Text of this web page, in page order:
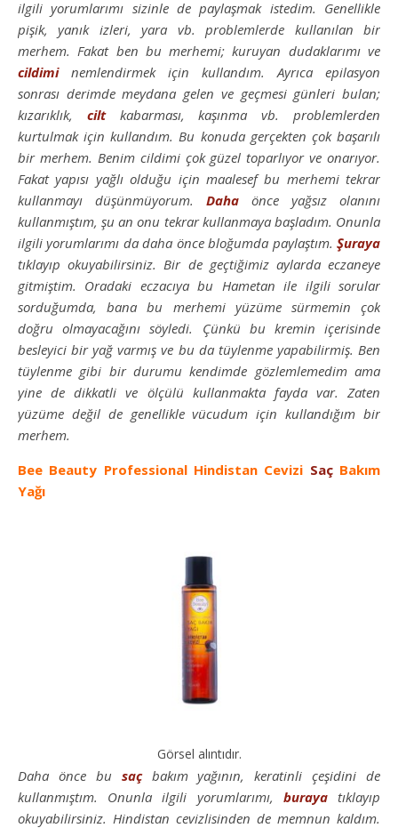
ilgili yorumlarımı sizinle de paylaşmak istedim. Genellikle
pişik, yanık izleri, yara vb. problemlerde kullanılan bir
merhem. Fakat ben bu merhemi; kuruyan dudaklarımı ve
cildiminemlendirmek için kullandım. Ayrıca epilasyon
sonrası derimde meydana gelen ve geçmesi günleri bulan;
kızarıklık, ciltkabarması, kaşınma vb. problemlerden
kurtulmak için kullandım. Bu konuda gerçekten çok başarılı
bir merhem. Benim cildimi çok güzel toparlıyor ve onarıyor.
Fakat yapısı yağlı olduğu için maalesef bu merhemi tekrar
kullanmayı düşünmüyorum. Daha önce yağsız olanını
kullanmıştım, şu an onu tekrar kullanmaya başladım. Onunla
ilgili yorumlarımı da daha önce bloğumda paylaştım. Şuraya
tıklayıp okuyabilirsiniz. Bir de geçtiğimiz aylarda eczaneye
gitmiştim. Oradaki eczacıya bu Hametan ile ilgili sorular
sorduğumda, bana bu merhemi yüzüme sürmemin çok
doğru olmayacağını söyledi. Çünkü bu kremin içerisinde
besleyici bir yağ varmış ve bu da tüylenme yapabilirmiş. Ben
tüylenme gibi bir durumu kendimde gözlemlemedim ama
yine de dikkatli ve ölçülü kullanmakta fayda var. Zaten
yüzüme değil de genellikle vücudum için kullandığım bir
merhem.
Bee Beauty Professional Hindistan Cevizi SaçBakım
Yağı
Görsel alıntıdır.
Daha önce bu saçbakım yağının, keratinli çeşidini de
kullanmıştım. Onunla ilgili yorumlarımı, burayatıklayıp
okuyabilirsiniz. Hindistan cevizlisinden de memnun kaldım.